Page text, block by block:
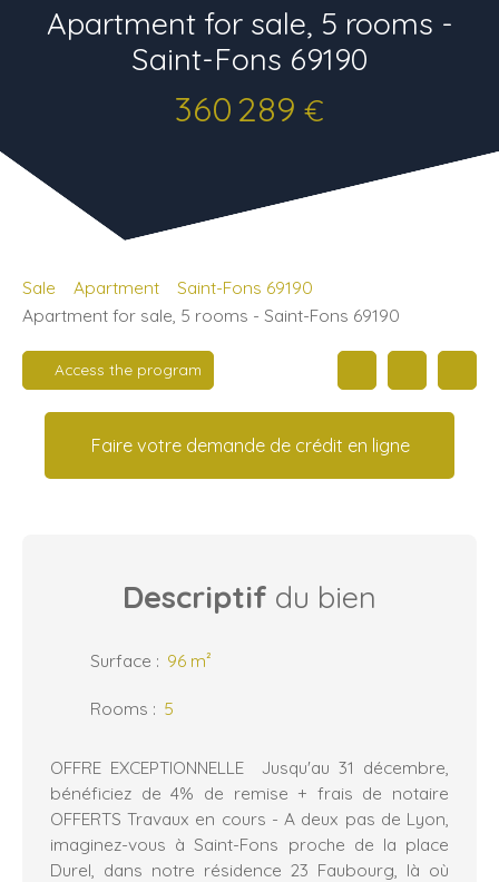
Apartment for sale, 5 rooms -
Saint-Fons 69190
360 289 €
Sale Apartment
Saint-Fons 69190
Apartment for sale, 5 rooms - Saint-Fons 69190
Access the program
Faire votre demande de crédit en ligne
Descriptif du bien
Surface : 96 m²
Rooms : 5
OFFRE EXCEPTIONNELLE Jusqu'au 31 décembre,
bénéficiez de 4% de remise + frais de notaire
OFFERTS Travaux en cours - A deux pas de Lyon,
imaginez-vous à Saint-Fons proche de la place
Durel, dans notre résidence 23 Faubourg, là où